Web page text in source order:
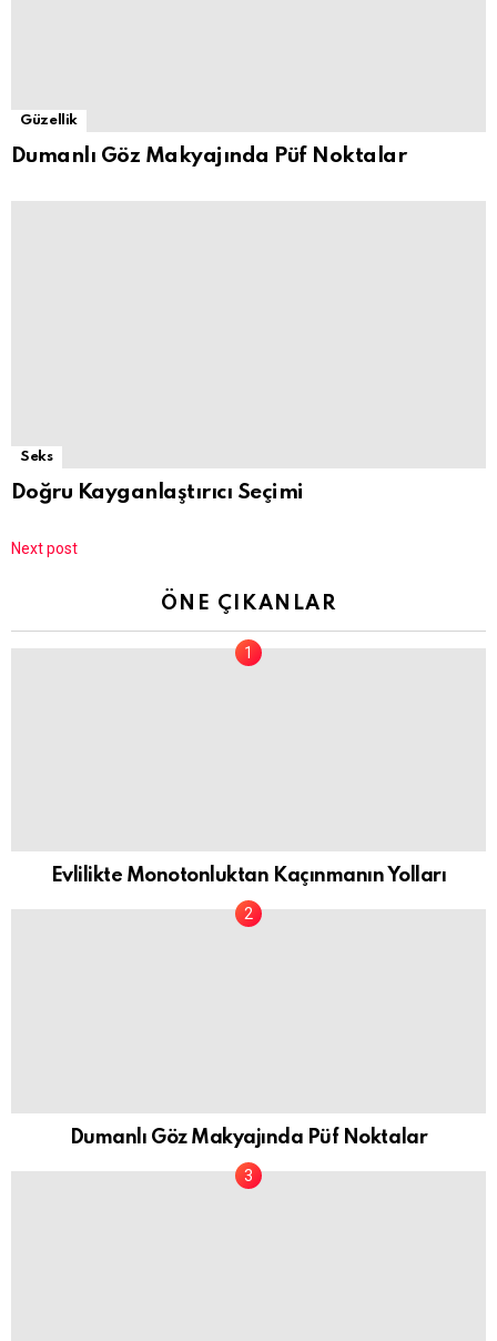
Güzellik
Dumanlı Göz Makyajında Püf Noktalar
Seks
Doğru Kayganlaştırıcı Seçimi
Next post
ÖNE ÇIKANLAR
Evlilikte Monotonluktan Kaçınmanın Yolları
Dumanlı Göz Makyajında Püf Noktalar